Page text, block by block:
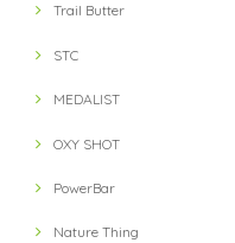
Trail Butter
STC
MEDALIST
OXY SHOT
PowerBar
Nature Thing